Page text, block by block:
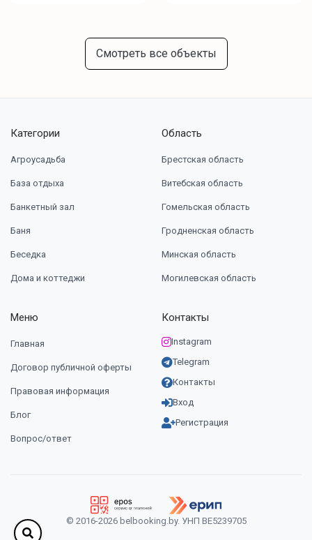
Смотреть все объекты
Категории
Агроусадьба
База отдыха
Банкетный зал
Баня
Беседка
Дома и коттеджи
Область
Брестская область
Витебская область
Гомельская область
Гродненская область
Минская область
Могилевская область
Меню
Главная
Договор публичной оферты
Правовая информация
Блог
Вопрос/ответ
Контакты
Instagram
Telegram
Контакты
Вход
Регистрация
© 2016-2026 belbooking.by. УНП ВЕ5239705